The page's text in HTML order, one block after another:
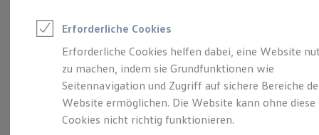
Saisonangebote
Leasing
Leasing-Angebote
Gebrauchtwagen Leasing
Junge Gebrauchtwagen-Leasing
Elektroauto Leasing
Kleinwagen-Leasing
Leasing ohne Anzahlung
Viel Platz, viel Freiheit.
Der Golf Variant.
Erforderliche Cookies
Erforderliche Cookies helfen dabei, eine Website
zu machen, indem sie Grundfunktionen wie
Seitennavigation und Zugriff auf sichere Bereiche
Website ermöglichen. Die Website kann ohne diese
Cookies nicht richtig funktionieren.